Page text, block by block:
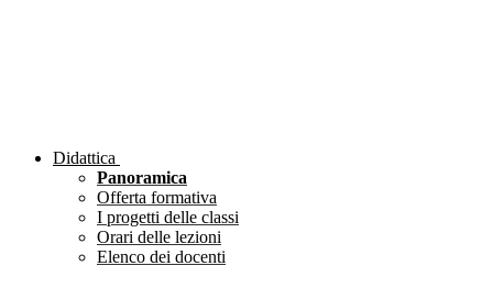
Didattica
Panoramica
Offerta formativa
I progetti delle classi
Orari delle lezioni
Elenco dei docenti